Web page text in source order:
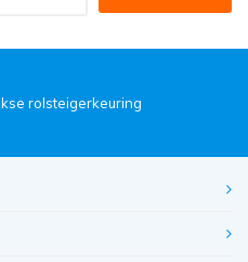
rolsteigerkeuring